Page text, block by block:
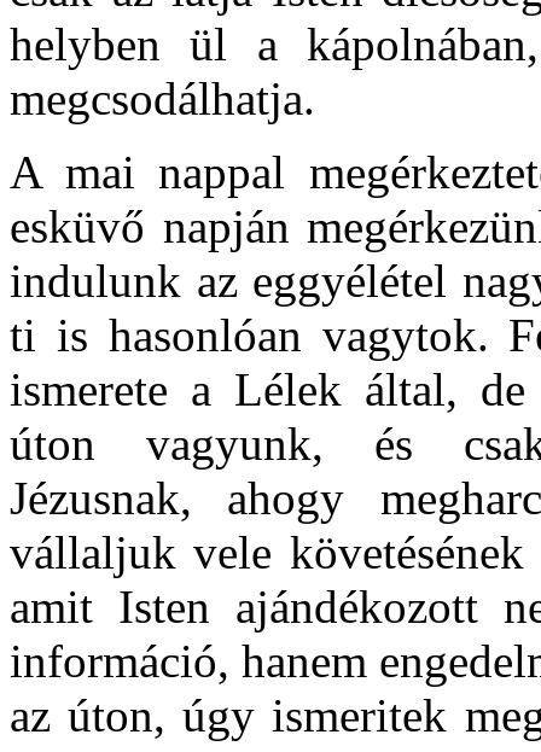
helyben ül a
megcsodálhatja.
A mai nappal
esküvő napján
indulunk az eggyélétel
ti is hasonlóan vagytok.
ismerete a Lélek által,
úton vagyunk, és csak
Jézusnak, ahogy
vállaljuk vele
amit Isten ajándékozott
információ, hanem
az úton, úgy ismeritek